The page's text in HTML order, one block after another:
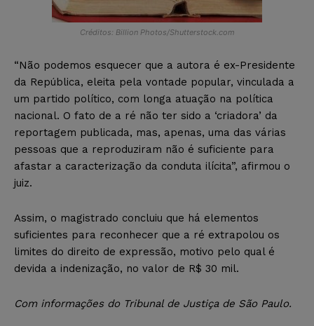
Créditos: Billion Photos/Shutterstock.com
“Não podemos esquecer que a autora é ex-Presidente
da República, eleita pela vontade popular, vinculada a
um partido político, com longa atuação na política
nacional. O fato de a ré não ter sido a ‘criadora’ da
reportagem publicada, mas, apenas, uma das várias
pessoas que a reproduziram não é suficiente para
afastar a caracterização da conduta ilícita”, afirmou o
juiz.
Assim, o magistrado concluiu que há elementos
suficientes para reconhecer que a ré extrapolou os
limites do direito de expressão, motivo pelo qual é
devida a indenização, no valor de R$ 30 mil.
Com informações do Tribunal de Justiça de São Paulo.